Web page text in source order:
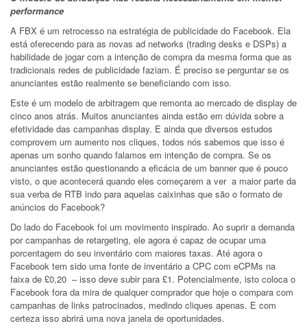
performance
A FBX é um retrocesso na estratégia de publicidade do Facebook. Ela
está oferecendo para as novas ad networks (trading desks e DSPs) a
habilidade de jogar com a intenção de compra da mesma forma que as
tradicionais redes de publicidade faziam. É preciso se perguntar se os
anunciantes estão realmente se beneficiando com isso.
Este é um modelo de arbitragem que remonta ao mercado de display de
cinco anos atrás. Muitos anunciantes ainda estão em dúvida sobre a
efetividade das campanhas display. E ainda que diversos estudos
comprovem um aumento nos cliques, todos nós sabemos que isso é
apenas um sonho quando falamos em intenção de compra. Se os
anunciantes estão questionando a eficácia de um banner que é pouco
visto, o que acontecerá quando eles começarem a ver a maior parte da
sua verba de RTB indo para aquelas caixinhas que são o formato de
anúncios do Facebook?
Do lado do Facebook foi um movimento inspirado. Ao suprir a demanda
por campanhas de retargeting, ele agora é capaz de ocupar uma
porcentagem do seu inventário com maiores taxas. Até agora o
Facebook tem sido uma fonte de inventário a CPC com eCPMs na
faixa de £0,20 – isso deve subir para £1. Potencialmente, isto coloca o
Facebook fora da mira de qualquer comprador que hoje o compara com
campanhas de links patrocinados, medindo cliques apenas. E com
certeza isso abrirá uma nova janela de oportunidades.